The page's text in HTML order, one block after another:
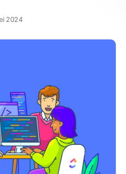
2024